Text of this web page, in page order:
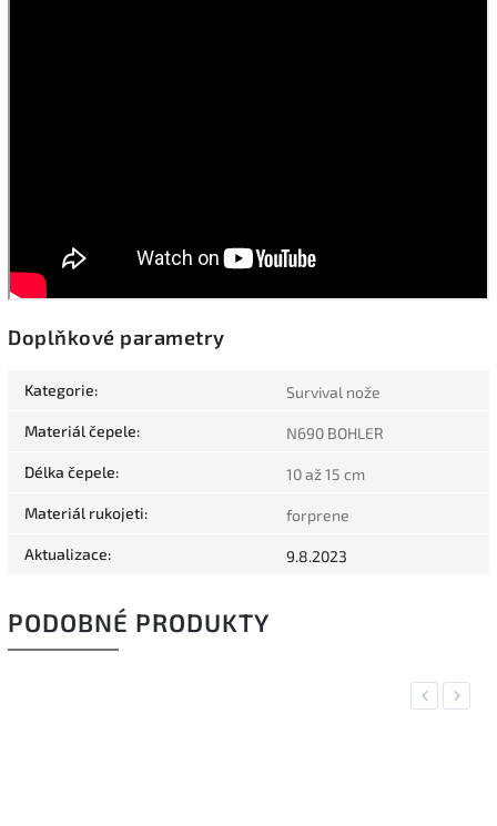
Doplňkové parametry
Kategorie: Survival nože
Materiál čepele: N690 BOHLER
Délka čepele: 10 až 15 cm
Materiál rukojeti: forprene
Aktualizace: 9.8.2023
PODOBNÉ PRODUKTY
Previous
Next